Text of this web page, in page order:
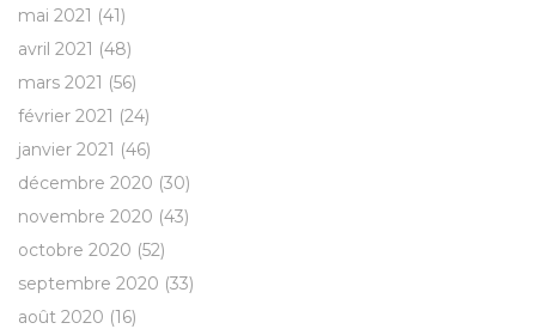
mai 2021 (41)
avril 2021 (48)
mars 2021 (56)
février 2021 (24)
janvier 2021 (46)
décembre 2020 (30)
novembre 2020 (43)
octobre 2020 (52)
septembre 2020 (33)
août 2020 (16)